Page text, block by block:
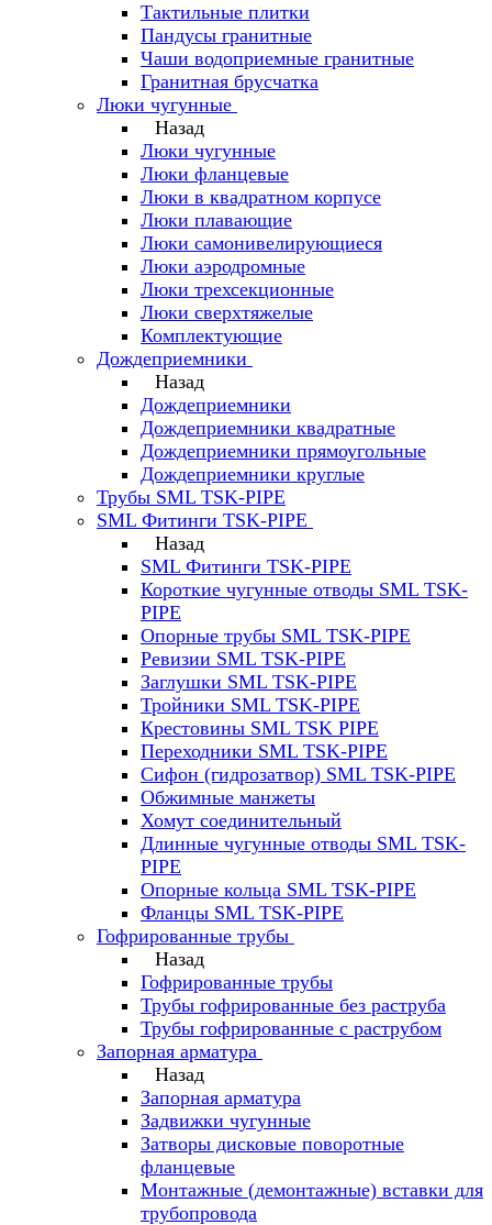
Тактильные плитки
Пандусы гранитные
Чаши водоприемные гранитные
Гранитная брусчатка
Люки чугунные
Назад
Люки чугунные
Люки фланцевые
Люки в квадратном корпусе
Люки плавающие
Люки самонивелирующиеся
Люки аэродромные
Люки трехсекционные
Люки сверхтяжелые
Комплектующие
Дождеприемники
Назад
Дождеприемники
Дождеприемники квадратные
Дождеприемники прямоугольные
Дождеприемники круглые
Трубы SML TSK-PIPE
SML Фитинги TSK-PIPE
Назад
SML Фитинги TSK-PIPE
Короткие чугунные отводы SML TSK-
PIPE
Опорные трубы SML TSK-PIPE
Ревизии SML TSK-PIPE
Заглушки SML TSK-PIPE
Тройники SML TSK-PIPE
Крестовины SML TSK PIPE
Переходники SML TSK-PIPE
Сифон (гидрозатвор) SML TSK-PIPE
Обжимные манжеты
Хомут соединительный
Длинные чугунные отводы SML TSK-
PIPE
Опорные кольца SML TSK-PIPE
Фланцы SML TSK-PIPE
Гофрированные трубы
Назад
Гофрированные трубы
Трубы гофрированные без раструба
Трубы гофрированные с раструбом
Запорная арматура
Назад
Запорная арматура
Задвижки чугунные
Затворы дисковые поворотные
фланцевые
Монтажные (демонтажные) вставки для
трубопровода